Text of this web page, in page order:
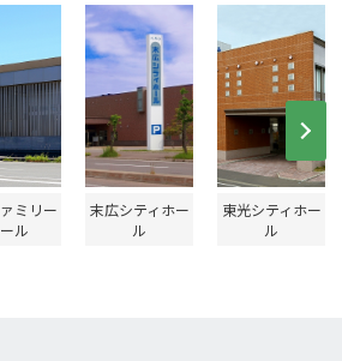
ミリー
ル
末広シティホー
ル
東光シティホー
ル